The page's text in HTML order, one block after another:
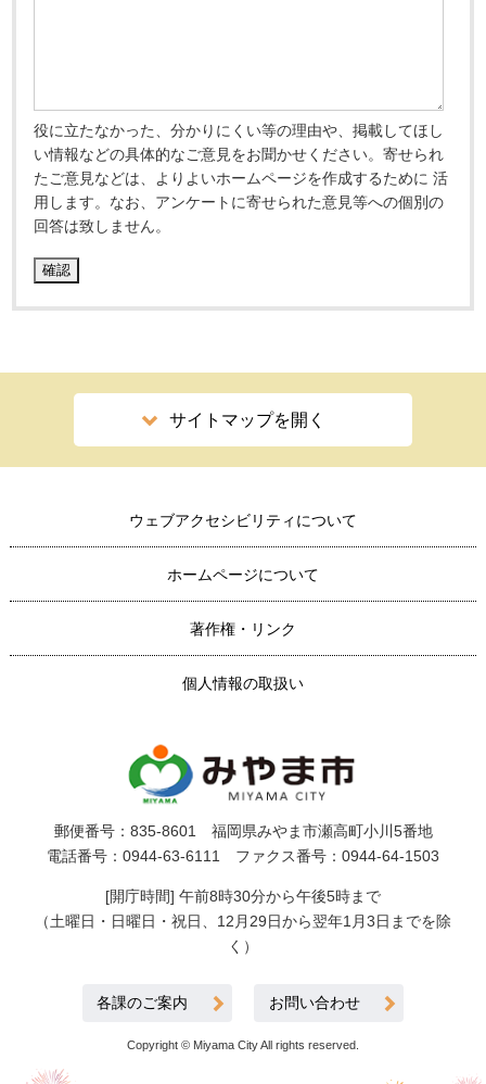
役に立たなかった、分かりにくい等の理由や、掲載してほし
い情報などの具体的なご意見をお聞かせください。寄せられ
たご意見などは、よりよいホームページを作成するために 活
用します。なお、アンケートに寄せられた意見等への個別の
回答は致しません。
サイトマップを開く
ウェブアクセシビリティについて
ホームページについて
著作権・リンク
個人情報の取扱い
郵便番号：835-8601 福岡県みやま市瀬高町小川5番地
電話番号：0944-63-6111 ファクス番号：0944-64-1503
[開庁時間] 午前8時30分から午後5時まで
（土曜日・日曜日・祝日、12月29日から翌年1月3日までを除
く）
各課のご案内 お問い合わせ
Copyright © Miyama City All rights reserved.